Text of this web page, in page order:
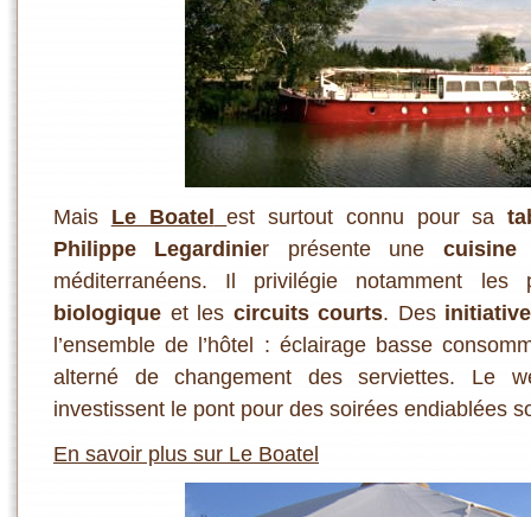
Mais Le Boatel est surtout connu pour sa
Philippe Legardinier présente une
méditerranéens. Il privilégie notamment les
biologique et les circuits courts. Des
l’ensemble de l’hôtel : éclairage basse
alterné de changement des serviettes. Le
investissent le pont pour des soirées endiablées
En savoir plus sur Le Boatel